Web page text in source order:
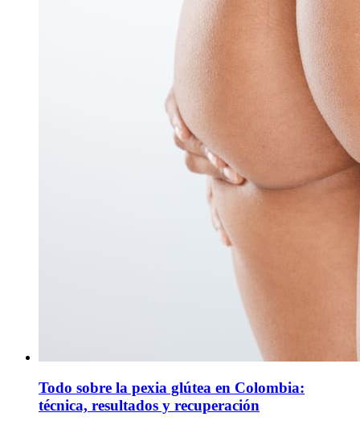
Todo sobre la pexia glútea en Colombia:
técnica, resultados y recuperación